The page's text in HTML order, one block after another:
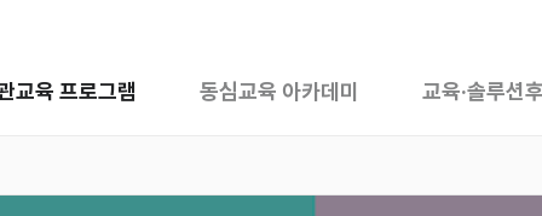
교육 프로그램 동심교육 아카데미 교육·솔루션